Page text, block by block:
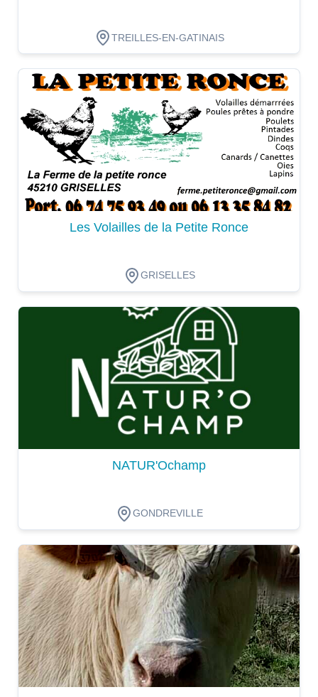
TREILLES-EN-GATINAIS
Dégustation
Les Volailles de la Petite Ronce
GRISELLES
NATUR'Ochamp
GONDREVILLE
Dégustation